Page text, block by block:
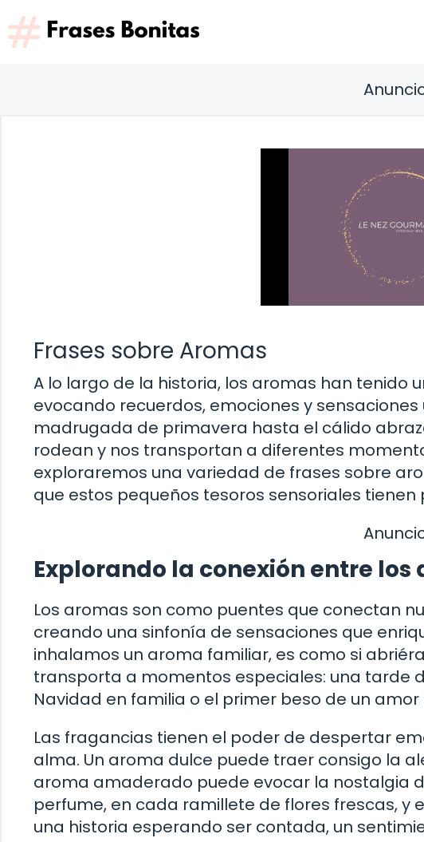
Saltar
al
contenido
Frases sobre Aromas
A lo largo de la historia, los aromas han tenido
evocando recuerdos, emociones y
madrugada de primavera hasta el cálido
rodean y nos transportan a diferentes
exploraremos una variedad de frases sobre
que estos pequeños tesoros sensoriales tienen
Explorando la conexión entre
Los aromas son como puentes que conectan
creando una sinfonía de sensaciones que
inhalamos un aroma familiar, es como si
transporta a momentos especiales: una tarde
Navidad en familia o el primer beso de un
Las fragancias tienen el poder de despertar
alma. Un aroma dulce puede traer consigo la
aroma amaderado puede evocar la nostalgia
perfume, en cada ramillete de flores frescas, y
una historia esperando ser contada, un